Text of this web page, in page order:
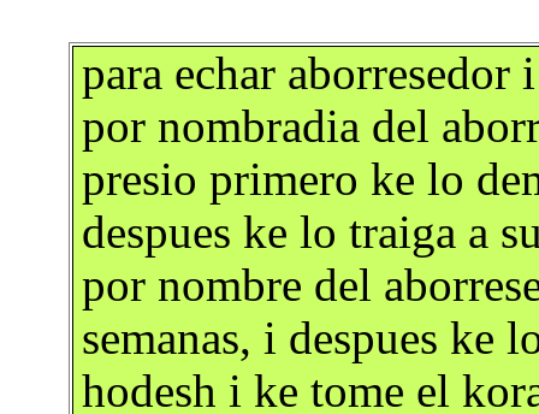
para echar
por nombradia del
presio primero ke lo
despues ke lo traiga a
por nombre del
semanas, i despues ke
hodesh i ke tome el